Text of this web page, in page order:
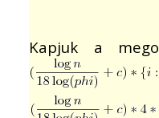
Kapjuk a